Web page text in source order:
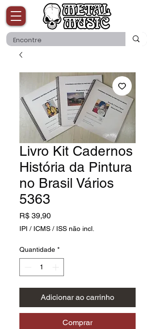
Livro Kit Cadernos
História da Pintura
no Brasil Vários
5363
R$ 39,90Preço
IPI / ICMS / ISS não incl.
Quantidade *
Adicionar ao carrinho
Comprar